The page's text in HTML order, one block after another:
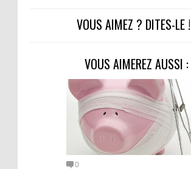
VOUS AIMEZ ? DITES-LE !
VOUS AIMEREZ AUSSI :
0